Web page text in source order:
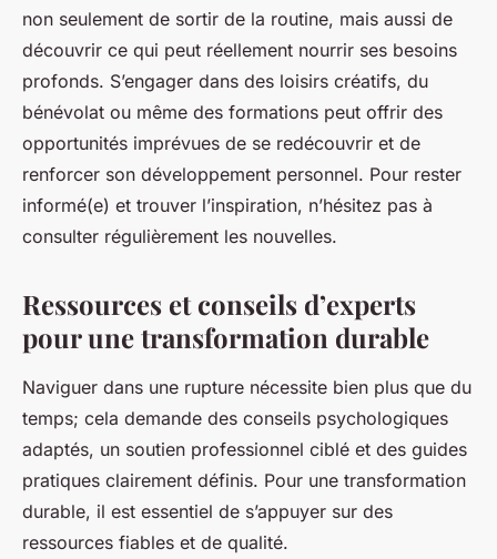
non seulement de sortir de la routine, mais aussi de
découvrir ce qui peut réellement nourrir ses besoins
profonds. S’engager dans des loisirs créatifs, du
bénévolat ou même des formations peut offrir des
opportunités imprévues de se redécouvrir et de
renforcer son développement personnel. Pour rester
informé(e) et trouver l’inspiration, n’hésitez pas à
consulter régulièrement les nouvelles.
Ressources et conseils d’experts
pour une transformation durable
Naviguer dans une rupture nécessite bien plus que du
temps; cela demande des conseils psychologiques
adaptés, un soutien professionnel ciblé et des guides
pratiques clairement définis. Pour une transformation
durable, il est essentiel de s’appuyer sur des
ressources fiables et de qualité.